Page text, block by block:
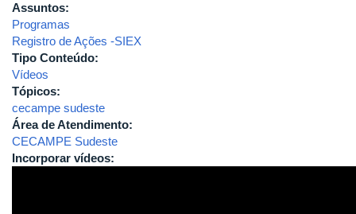
Assuntos:
Programas
Registro de Ações -SIEX
Tipo Conteúdo:
Vídeos
Tópicos:
cecampe sudeste
Área de Atendimento:
CECAMPE Sudeste
Incorporar vídeos: